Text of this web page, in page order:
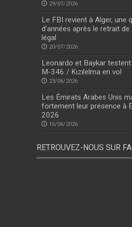
29/07/2026
Le FBI revient à Alger, une
d’années après le retrait
légal
20/07/2026
Leonardo et Baykar
M-346 / Kızılelma en vol
23/06/2026
Les Émirats Arabes Unis
fortement leur présence à
2026
16/06/2026
RETROUVEZ-NOUS SUR